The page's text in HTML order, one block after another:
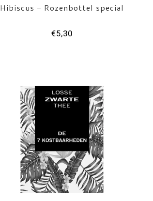
Hibiscus - Rozenbottel special
€5,30